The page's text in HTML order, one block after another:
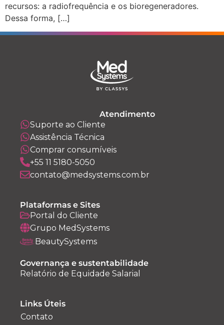
recursos: a radiofrequência e os bioregeneradores.
Dessa forma, […]
Atendimento
Suporte ao Cliente
Assistência Técnica
Comprar consumíveis
+55 11 5180-5050
contato@medsystems.com.br
Plataformas e Sites
Portal do Cliente
Grupo MedSystems
BeautySystems
Governança e sustentabilidade
Relatório de Equidade Salarial
Links Úteis
Contato